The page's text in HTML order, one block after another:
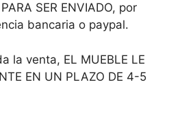
SER ENVIADO, por
bancaria o paypal.
la venta, EL MUEBLE LE
EN UN PLAZO DE 4-5